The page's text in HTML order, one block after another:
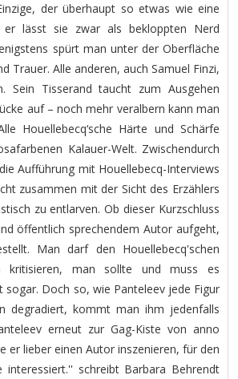
der überhaupt so etwas wie eine
er lässt sie zwar als bekloppten Nerd
spürt man unter der Oberfläche
Trauer. Alle anderen, auch Samuel Finzi,
Sein Tisserand taucht zum Ausgehen
auf – noch mehr veralbern kann man
Houellebecq‘sche Härte und Schärfe
Kalauer-Welt. Zwischendurch
Aufführung mit Houellebecq-Interviews
zusammen mit der Sicht des Erzählers
zu entlarven. Ob dieser Kurzschluss
öffentlich sprechendem Autor aufgeht,
Man darf den Houellebecq'schen
kritisieren, man sollte und muss es
sogar. Doch so, wie Panteleev jede Figur
degradiert, kommt man ihm jedenfalls
erneut zur Gag-Kiste von anno
er lieber einen Autor inszenieren, für den
interessiert.'' schreibt Barbara Behrendt